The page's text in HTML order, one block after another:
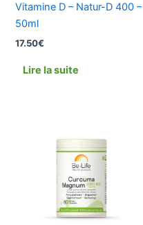
Vitamine D – Natur-D 400 –
50ml
17.50€
Lire la suite